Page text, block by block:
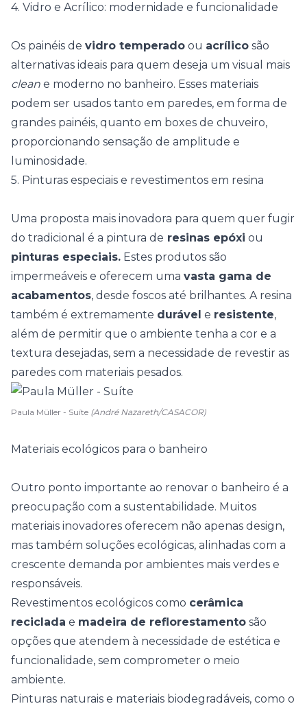
4. Vidro e Acrílico: modernidade e funcionalidade
Os painéis de vidro temperado ou acrílico são
alternativas ideais para quem deseja um visual mais
clean e moderno no banheiro. Esses materiais
podem ser usados tanto em paredes, em forma de
grandes painéis, quanto em boxes de chuveiro,
proporcionando sensação de amplitude e
luminosidade.
5. Pinturas especiais e revestimentos em resina
Uma proposta mais inovadora para quem quer fugir
do tradicional é a pintura de resinas epóxi ou
pinturas especiais. Estes produtos são
impermeáveis e oferecem uma vasta gama de
acabamentos, desde foscos até brilhantes. A resina
também é extremamente durável e resistente,
além de permitir que o ambiente tenha a cor e a
textura desejadas, sem a necessidade de revestir as
paredes com materiais pesados.
Paula Müller - Suíte (André Nazareth/CASACOR)
Materiais ecológicos para o banheiro
Outro ponto importante ao renovar o banheiro é a
preocupação com a sustentabilidade. Muitos
materiais inovadores oferecem não apenas design,
mas também soluções ecológicas, alinhadas com a
crescente demanda por ambientes mais verdes e
responsáveis.
Revestimentos ecológicos como cerâmica
reciclada e madeira de reflorestamento são
opções que atendem à necessidade de estética e
funcionalidade, sem comprometer o meio
ambiente.
Pinturas naturais e materiais biodegradáveis, como o